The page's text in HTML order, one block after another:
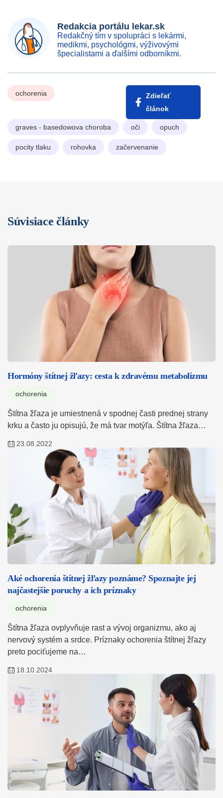
Redakcia portálu lekar.sk
Redakčný tím v spolupráci s lekármi,
medikmi, psychológmi, výživovými
špecialistami a ďalšími odborníkmi.
ochorenia
Zdieľať
článok
graves - basedowova choroba oči opuch
pocity tlaku rohovka začervenanie
Súvisiace články
Hormóny štítnej žľazy: cesta k zdravému metabolizmu
ochorenia
Štítna žľaza je umiestnená v spodnej časti prednej strany
krku a často ju opisujú, že má tvar motýľa. Štítna žľaza…
23.08.2022
Aké ochorenia štítnej žľazy poznáme? Spoznajte jej
najčastejšie poruchy a ich príznaky
ochorenia
Štítna žľaza ovplyvňuje rast a vývoj organizmu, ako aj
nervový systém a srdce. Príznaky ochorenia štítnej žľazy
preto pociťujeme na…
18.10.2024